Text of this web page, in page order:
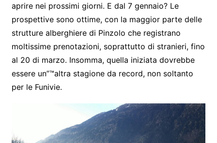
aprire nei prossimi giorni. E dal 7 gennaio? Le
prospettive sono ottime, con la maggior parte delle
strutture alberghiere di Pinzolo che registrano
moltissime prenotazioni, soprattutto di stranieri, fino
al 20 di marzo. Insomma, quella iniziata dovrebbe
essere un”™altra stagione da record, non soltanto
per le Funivie.